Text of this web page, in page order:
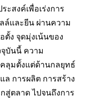
สงค์เพื่อเร่งการ
ล์และยีน ผ่านความ
ตั้ง จุดมุ่งเน้นของ
บันนี้ ความ
ลุมตั้งแต่ด้านกลยุทธ์
การผลิต การสร้าง
สู่ตลาด ไปจนถึงการ